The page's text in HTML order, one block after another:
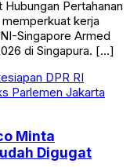
Pertahanan
kerja
Singapore Armed
di Singapura. […]
Minta
Digugat